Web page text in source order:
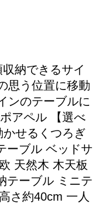
納できるサイ
思う位置に移動
ンのテーブルに
ポアペル 【選べ
せるくつろぎ
ーブル ベッドサ
天然木 木天板
テーブル ミニテ
さ約40cm 一人